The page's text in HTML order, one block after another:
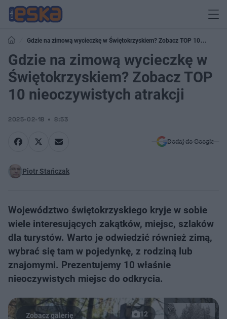
Gdzie na zimową wycieczkę w Świętokrzyskiem? Zobacz TOP 10
nieoczywistych atrakcji
Gdzie na zimową wycieczkę w
Świętokrzyskiem? Zobacz TOP
10 nieoczywistych atrakcji
2025-02-18 8:53
Dodaj do Google
Piotr Stańczak
Województwo świętokrzyskiego kryje w sobie
wiele interesujących zakątków, miejsc, szlaków
dla turystów. Warto je odwiedzić również zimą,
wybrać się tam w pojedynkę, z rodziną lub
znajomymi. Prezentujemy 10 właśnie
nieoczywistych miejsc do odkrycia.
12